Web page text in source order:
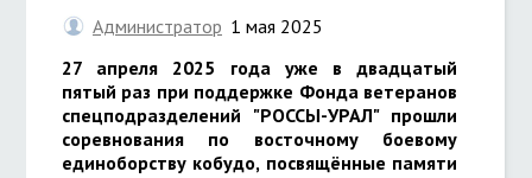
Администратор 1 мая 2025
27 апреля 2025 года уже в двадцатый
пятый раз при поддержке Фонда ветеранов
спецподразделений "РОССЫ-УРАЛ" прошли
соревнования по восточному боевому
единоборству кобудо, посвящённые памяти